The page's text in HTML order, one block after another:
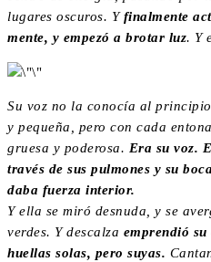
lugares oscuros. Yfinalmente
mente, y empezó a brotar luz. Y
Su voz no la conocía al
y pequeña, pero con cada
gruesa y poderosa. Era su voz.
través de sus pulmones y su
daba fuerza interior.
Y ella se miró desnuda, y se
verdes. Y descalza emprendió
huellas solas, pero suyas.